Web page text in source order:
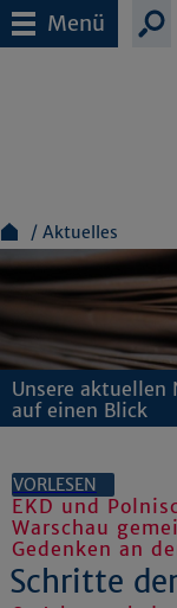
Menü
Aktuelles
Unsere aktuellen
auf einen Blick
VORLESEN
EKD und
Warschau
Gedenken an
Schritte